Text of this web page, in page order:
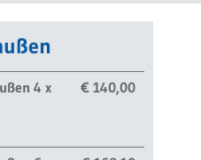
4 x
€ 140,00